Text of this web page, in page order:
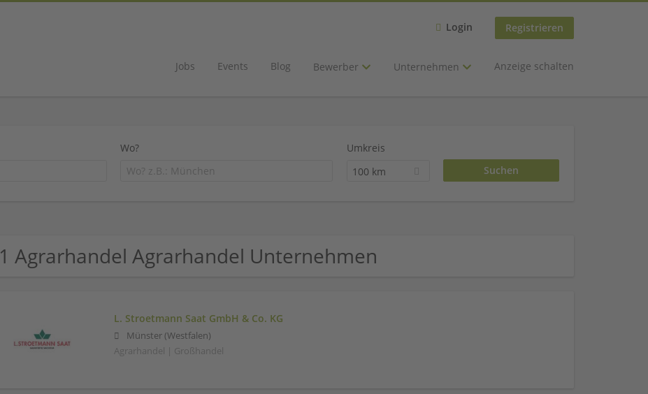
Login Registrieren
Jobs Events Blog Bewerber Unternehmen Anzeige schalten
Wo?
Umkreis
100 km
1 Agrarhandel Agrarhandel Unternehmen
L. Stroetmann Saat GmbH & Co. KG
Münster (Westfalen)
Agrarhandel | Großhandel